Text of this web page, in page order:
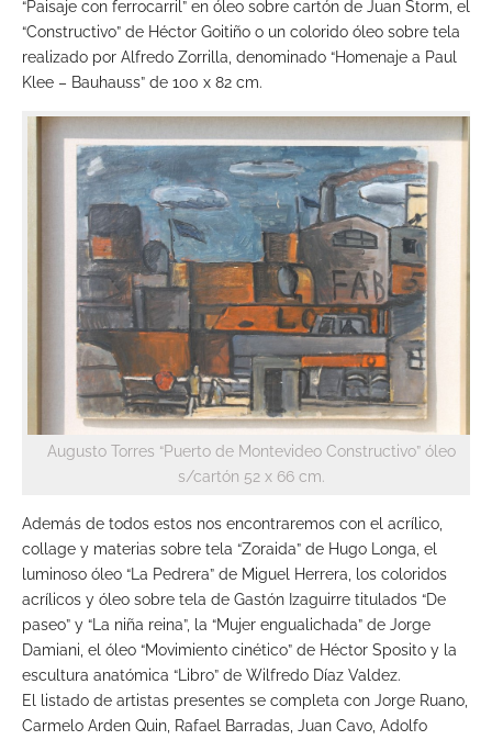
“Paisaje con ferrocarril” en óleo sobre cartón de Juan Storm, el
“Constructivo” de Héctor Goitiño o un colorido óleo sobre tela
realizado por Alfredo Zorrilla, denominado “Homenaje a Paul
Klee – Bauhauss” de 100 x 82 cm.
Augusto Torres “Puerto de Montevideo Constructivo” óleo
s/cartón 52 x 66 cm.
Además de todos estos nos encontraremos con el acrílico,
collage y materias sobre tela “Zoraida” de Hugo Longa, el
luminoso óleo “La Pedrera” de Miguel Herrera, los coloridos
acrílicos y óleo sobre tela de Gastón Izaguirre titulados “De
paseo” y “La niña reina”, la “Mujer engualichada” de Jorge
Damiani, el óleo “Movimiento cinético” de Héctor Sposito y la
escultura anatómica “Libro” de Wilfredo Díaz Valdez.
El listado de artistas presentes se completa con Jorge Ruano,
Carmelo Arden Quin, Rafael Barradas, Juan Cavo, Adolfo